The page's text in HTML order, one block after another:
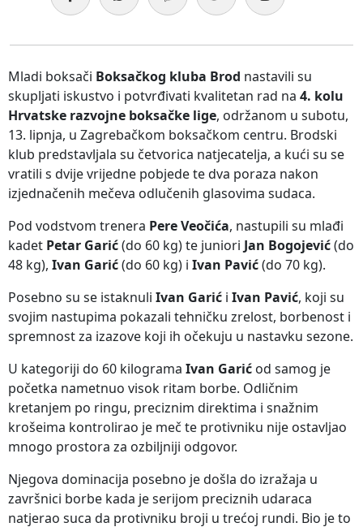
Mladi boksači Boksačkog kluba Brod nastavili su
skupljati iskustvo i potvrđivati kvalitetan rad na 4. kolu
Hrvatske razvojne boksačke lige, održanom u subotu,
13. lipnja, u Zagrebačkom boksačkom centru. Brodski
klub predstavljala su četvorica natjecatelja, a kući su se
vratili s dvije vrijedne pobjede te dva poraza nakon
izjednačenih mečeva odlučenih glasovima sudaca.
Pod vodstvom trenera Pere Veočića, nastupili su mlađi
kadet Petar Garić(do 60 kg) te juniori Jan Bogojević(do
48 kg), Ivan Garić(do 60 kg) i Ivan Pavić(do 70 kg).
Posebno su se istaknuli Ivan Garić i Ivan Pavić, koji su
svojim nastupima pokazali tehničku zrelost, borbenost i
spremnost za izazove koji ih očekuju u nastavku sezone.
U kategoriji do 60 kilograma Ivan Garić od samog je
početka nametnuo visok ritam borbe. Odličnim
kretanjem po ringu, preciznim direktima i snažnim
krošeima kontrolirao je meč te protivniku nije ostavljao
mnogo prostora za ozbiljniji odgovor.
Njegova dominacija posebno je došla do izražaja u
završnici borbe kada je serijom preciznih udaraca
natjerao suca da protivniku broji u trećoj rundi. Bio je to